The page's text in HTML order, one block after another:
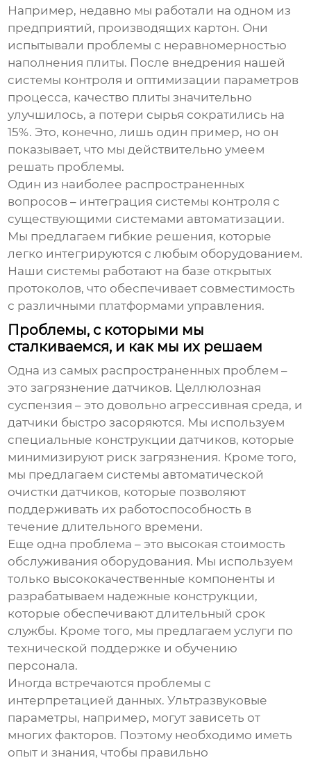
Например, недавно мы работали на одном из
предприятий, производящих картон. Они
испытывали проблемы с неравномерностью
наполнения плиты. После внедрения нашей
системы контроля и оптимизации параметров
процесса, качество плиты значительно
улучшилось, а потери сырья сократились на
15%. Это, конечно, лишь один пример, но он
показывает, что мы действительно умеем
решать проблемы.
Один из наиболее распространенных
вопросов – интеграция системы контроля с
существующими системами автоматизации.
Мы предлагаем гибкие решения, которые
легко интегрируются с любым оборудованием.
Наши системы работают на базе открытых
протоколов, что обеспечивает совместимость
с различными платформами управления.
Проблемы, с которыми мы
сталкиваемся, и как мы их решаем
Одна из самых распространенных проблем –
это загрязнение датчиков. Целлюлозная
суспензия – это довольно агрессивная среда, и
датчики быстро засоряются. Мы используем
специальные конструкции датчиков, которые
минимизируют риск загрязнения. Кроме того,
мы предлагаем системы автоматической
очистки датчиков, которые позволяют
поддерживать их работоспособность в
течение длительного времени.
Еще одна проблема – это высокая стоимость
обслуживания оборудования. Мы используем
только высококачественные компоненты и
разрабатываем надежные конструкции,
которые обеспечивают длительный срок
службы. Кроме того, мы предлагаем услуги по
технической поддержке и обучению
персонала.
Иногда встречаются проблемы с
интерпретацией данных. Ультразвуковые
параметры, например, могут зависеть от
многих факторов. Поэтому необходимо иметь
опыт и знания, чтобы правильно